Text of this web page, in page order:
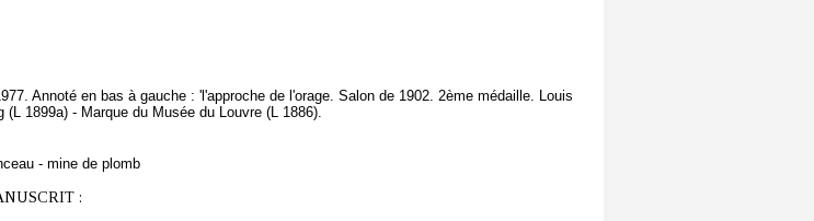
Annoté en bas à gauche : 'l'approche de l'orage. Salon de 1902. 2ème médaille. Louis
1899a) - Marque du Musée du Louvre (L 1886).
- mine de plomb
: